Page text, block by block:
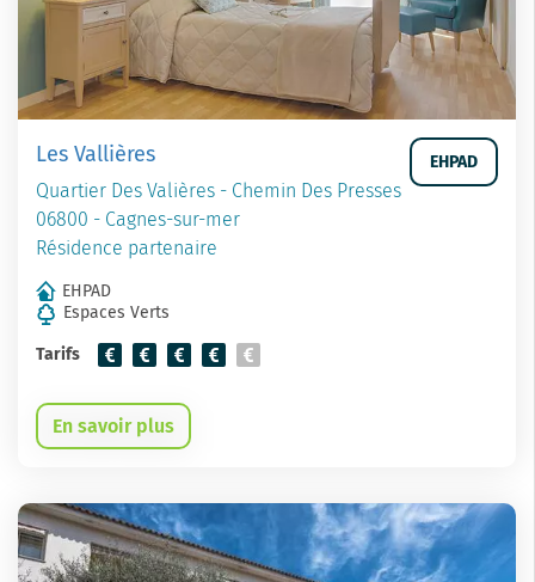
Les Vallières
Quartier Des Valières - Chemin Des Presses
06800 - Cagnes-sur-mer
Résidence partenaire
EHPAD
EHPAD
Espaces Verts
Tarifs
En savoir plus